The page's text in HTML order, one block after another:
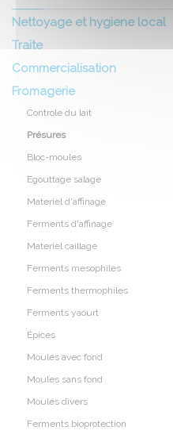
Nettoyage et hygiene local
Traite
Commercialisation
Fromagerie
Controle du lait
Présures
Bloc-moules
Egouttage salage
Materiel d'affinage
Ferments d'affinage
Materiel caillage
Ferments mesophiles
Ferments thermophiles
Ferments yaourt
Épices
Moules avec fond
Moules sans fond
Moules divers
Ferments bioprotection